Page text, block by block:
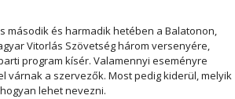
második és harmadik hetében a Balatonon,
Vitorlás Szövetség három versenyére,
program kísér. Valamennyi eseményre
várnak a szervezők. Most pedig kiderül, melyik
lehet nevezni.